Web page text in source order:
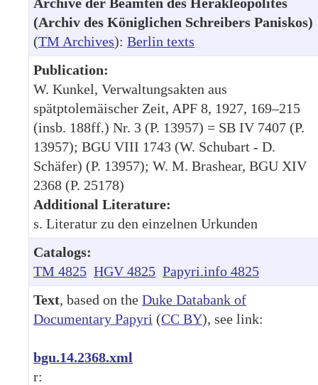
(Archiv des Königlichen Schreibers Paniskos)
(TM Archives): Berlin texts
Publication:
W. Kunkel, Verwaltungsakten aus
spätptolemäischer Zeit, APF 8, 1927, 169–215
(insb. 188ff.) Nr. 3 (P. 13957) = SB IV 7407 (P.
13957); BGU VIII 1743 (W. Schubart - D.
Schäfer) (P. 13957); W. M. Brashear, BGU XIV
2368 (P. 25178)
Additional Literature:
s. Literatur zu den einzelnen Urkunden
Catalogs:
TM 4825 HGV 4825 Papyri.info 4825
Text, based on the Duke Databank of
Documentary Papyri (CC BY), see link:
bgu.14.2368.xml
r: